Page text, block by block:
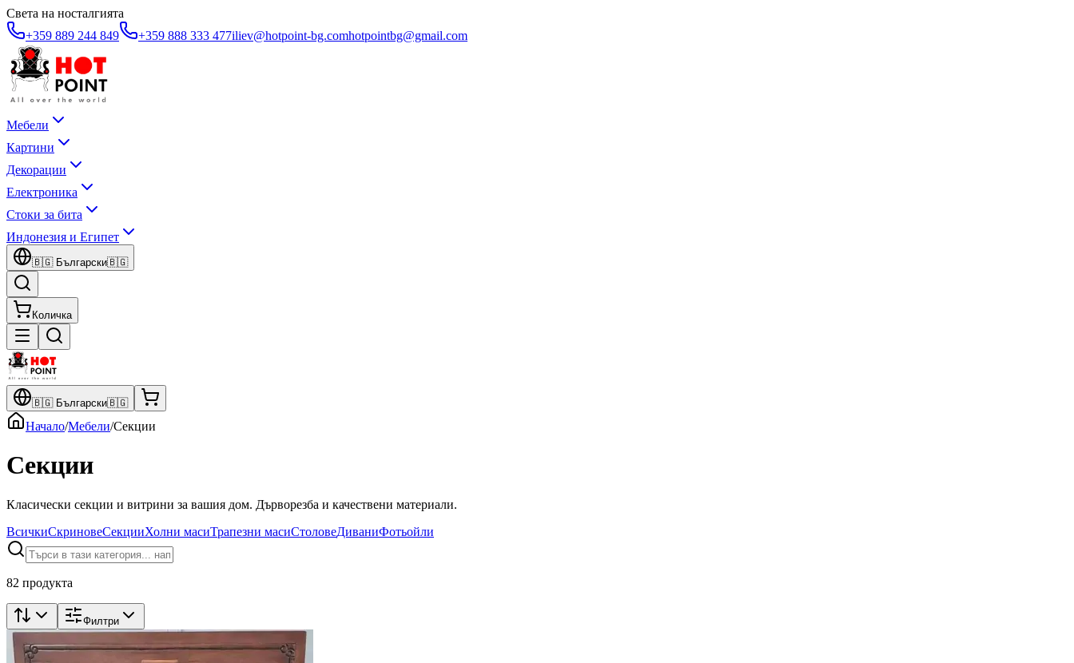
Света на носталгията
+359 889 244 849
+359 888 333 477iliev@hotpoint-bg.comhotpointbg@gmail.com
Мебели
Картини
Декорации
Електроника
Стоки за бита
Индонезия и Египет
🇧🇬 Български🇧🇬
Количка
🇧🇬 Български🇧🇬
Начало/Мебели/Секции
Секции
Класически секции и витрини за вашия дом. Дърворезба и качествени материали.
ВсичкиСкриновеСекцииХолни масиТрапезни масиСтоловеДиваниФотьойли
82 продукта
Филтри